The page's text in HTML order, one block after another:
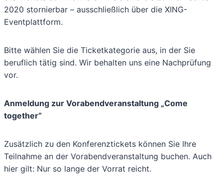
2020 stornierbar – ausschließlich über die XING-
Eventplattform.
Bitte wählen Sie die Ticketkategorie aus, in der Sie
beruflich tätig sind. Wir behalten uns eine Nachprüfung
vor.
Anmeldung zur Vorabendveranstaltung „Come
together“
Zusätzlich zu den Konferenztickets können Sie Ihre
Teilnahme an der Vorabendveranstaltung buchen. Auch
hier gilt: Nur so lange der Vorrat reicht.